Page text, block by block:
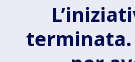
terminata.